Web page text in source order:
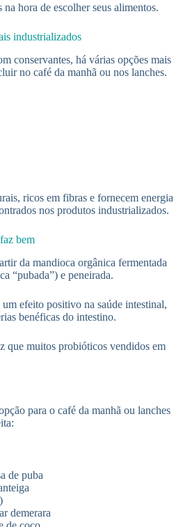
na hora de escolher seus alimentos.
industrializados
conservantes, há várias opções mais
no café da manhã ou nos lanches.
ricos em fibras e fornecem energia
nos produtos industrializados.
bem
da mandioca orgânica fermentada
“pubada”) e peneirada.
efeito positivo na saúde intestinal,
benéficas do intestino.
que muitos probióticos vendidos em
para o café da manhã ou lanches
de puba
demerara